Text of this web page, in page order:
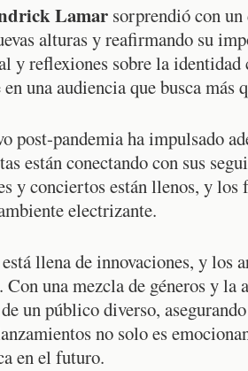
Lamar sorprendió con
alturas y reafirmando su
y reflexiones sobre la identidad
una audiencia que busca más
post-pandemia ha impulsado
están conectando con sus
y conciertos están llenos, y los
electrizante.
llena de innovaciones, y los
una mezcla de géneros y la
un público diverso,
no solo es
en el futuro.